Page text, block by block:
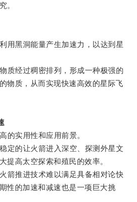
。
黑洞能量产生加速力，以达到星
经过稠密排列，形成一种极强的
物质，从而实现快速高效的星际飞
实用性和应用前景。
的让火箭进入深空、探测外星文
提高太空探索和殖民的效率。
推进技术难以满足具备相对论快
性的加速和减速也是一项巨大挑